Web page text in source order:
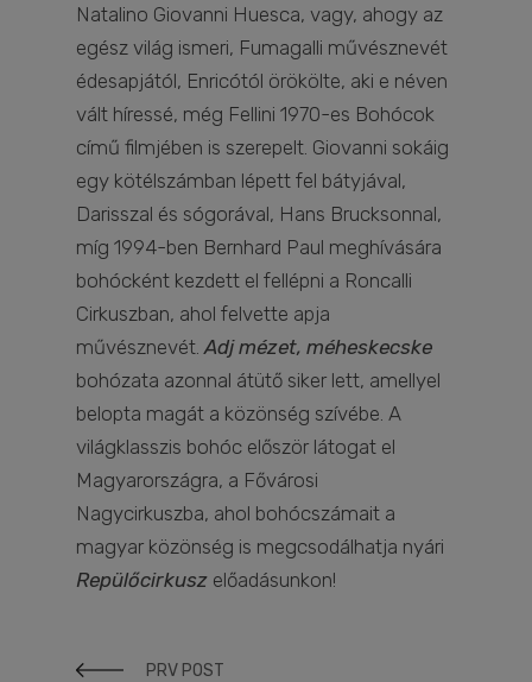
Natalino Giovanni Huesca, vagy, ahogy az
egész világ ismeri, Fumagalli művésznevét
édesapjától, Enricótól örökölte, aki e néven
vált híressé, még Fellini 1970-es Bohócok
című filmjében is szerepelt. Giovanni sokáig
egy kötélszámban lépett fel bátyjával,
Darisszal és sógorával, Hans Brucksonnal,
míg 1994-ben Bernhard Paul meghívására
bohócként kezdett el fellépni a Roncalli
Cirkuszban, ahol felvette apja
művésznevét.Adj mézet, méheskecske
bohózata azonnal átütő siker lett, amellyel
belopta magát a közönség szívébe. A
világklasszis bohóc először látogat el
Magyarországra, a Fővárosi
Nagycirkuszba, ahol bohócszámait a
magyar közönség is megcsodálhatja nyári
Repülőcirkusz előadásunkon!
PRV POST